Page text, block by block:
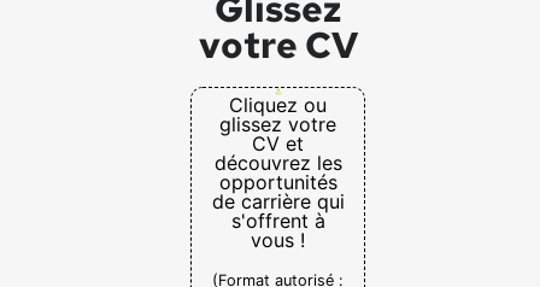
votre CV
Cliquez ou
glissez votre
CV et
découvrez les
opportunités
de carrière qui
s'offrent à
vous !
(Format autorisé :